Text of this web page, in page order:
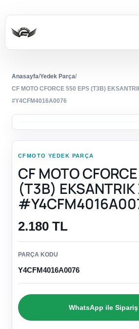
Anasayfa/Yedek Parça/
CF MOTO CFORCE 550 EPS (T3B)
#Y4CFM4016A0076
CFMOTO YEDEK PARÇA
CF MOTO
(T3B) EKSANTRIK
2.180 TL
PARÇA KODU
Y4CFM4016A0076
WhatsApp ile Sipariş